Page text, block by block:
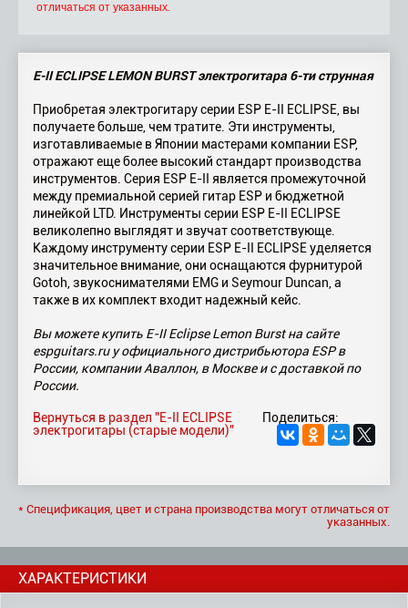
отличаться от указанных.
E-II ECLIPSE LEMON BURST электрогитара 6-ти струнная
Приобретая электрогитару серии ESP E-II ECLIPSE, вы
получаете больше, чем тратите. Эти инструменты,
изготавливаемые в Японии мастерами компании ESP,
отражают еще более высокий стандарт производства
инструментов. Серия ESP E-II является промежуточной
между премиальной серией гитар ESP и бюджетной
линейкой LTD. Инструменты серии ESP E-II ECLIPSE
великолепно выглядят и звучат соответствующе.
Каждому инструменту серии ESP E-II ECLIPSE уделяется
значительное внимание, они оснащаются фурнитурой
Gotoh, звукоснимателями EMG и Seymour Duncan, а
также в их комплект входит надежный кейс.
Вы можете купить E-II Eclipse Lemon Burst на сайте
espguitars.ru у официального дистрибьютора ESP в
России, компании Аваллон, в Москве и с доставкой по
России.
Поделиться:
Вернуться в раздел "E-II ECLIPSE
электрогитары (старые модели)"
* Спецификация, цвет и страна производства могут отличаться от
указанных.
ХАРАКТЕРИСТИКИ